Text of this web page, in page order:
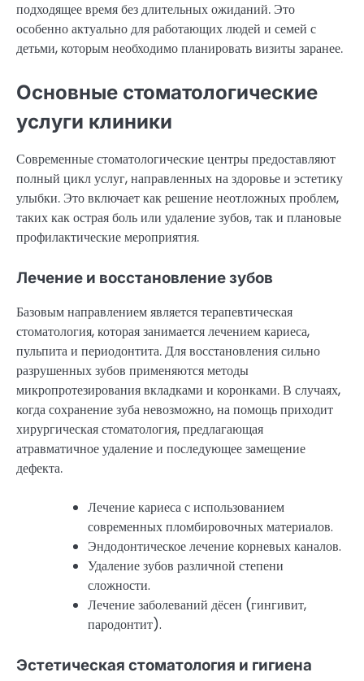
подходящее время без длительных ожиданий. Это
особенно актуально для работающих людей и семей с
детьми, которым необходимо планировать визиты заранее.
Основные стоматологические
услуги клиники
Современные стоматологические центры предоставляют
полный цикл услуг, направленных на здоровье и эстетику
улыбки. Это включает как решение неотложных проблем,
таких как острая боль или удаление зубов, так и плановые
профилактические мероприятия.
Лечение и восстановление зубов
Базовым направлением является терапевтическая
стоматология, которая занимается лечением кариеса,
пульпита и периодонтита. Для восстановления сильно
разрушенных зубов применяются методы
микропротезирования вкладками и коронками. В случаях,
когда сохранение зуба невозможно, на помощь приходит
хирургическая стоматология, предлагающая
атравматичное удаление и последующее замещение
дефекта.
Лечение кариеса с использованием
современных пломбировочных материалов.
Эндодонтическое лечение корневых каналов.
Удаление зубов различной степени
сложности.
Лечение заболеваний дёсен (гингивит,
пародонтит).
Эстетическая стоматология и гигиена